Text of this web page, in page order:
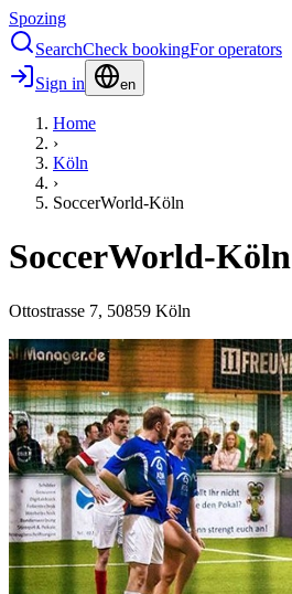
Spozing
SearchCheck bookingFor operators
Sign in
en
Home
›
Köln
›
SoccerWorld-Köln
SoccerWorld-Köln
Ottostrasse 7, 50859 Köln